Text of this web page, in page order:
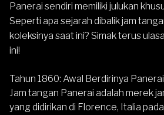
Panerai sendiri memiliki julukan
Seperti apa sejarah dibalik jam
koleksinya saat ini? Simak terus
ini!
Tahun 1860: Awal Berdirinya Panerai
Jam tangan Panerai adalah merek
yang didirikan di Florence, Italia